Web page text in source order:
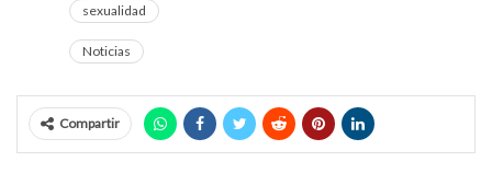
sexualidad
Noticias
Compartir